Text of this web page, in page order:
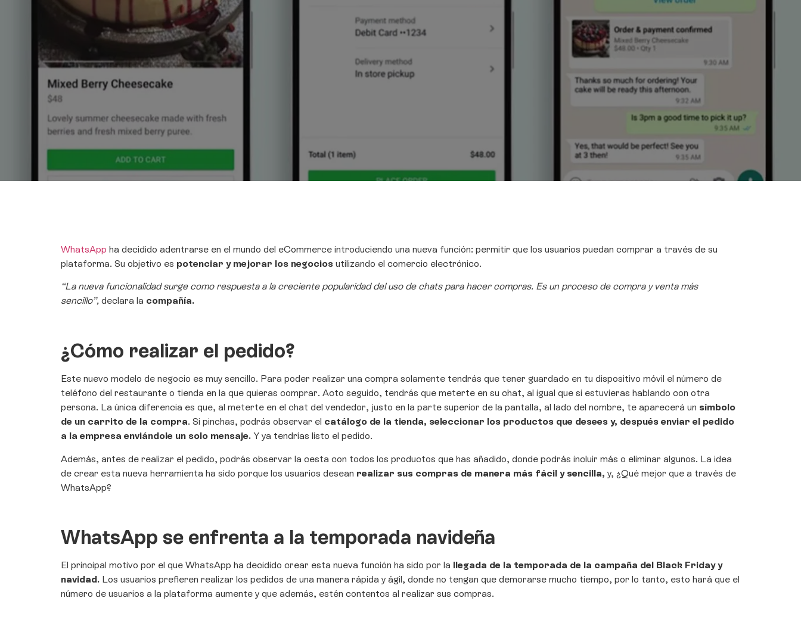
WhatsApp ha decidido adentrarse en el mundo del eCommerce introduciendo una nueva función: permitir que los usuarios puedan comprar a través de su
plataforma. Su objetivo es potenciar y mejorar los negocios utilizando el comercio electrónico.
“La nueva funcionalidad surge como respuesta a la creciente popularidad del uso de chats para hacer compras. Es un proceso de compra y venta más
sencillo”, declara la compañía.
¿Cómo realizar el pedido?
Este nuevo modelo de negocio es muy sencillo. Para poder realizar una compra solamente tendrás que tener guardado en tu dispositivo móvil el número de
teléfono del restaurante o tienda en la que quieras comprar. Acto seguido, tendrás que meterte en su chat, al igual que si estuvieras hablando con otra
persona. La única diferencia es que, al meterte en el chat del vendedor, justo en la parte superior de la pantalla, al lado del nombre, te aparecerá un símbolo
de un carrito de la compra. Si pinchas, podrás observar el catálogo de la tienda, seleccionar los productos que desees y, después enviar el pedido
a la empresa enviándole un solo mensaje. Y ya tendrías listo el pedido.
Además, antes de realizar el pedido, podrás observar la cesta con todos los productos que has añadido, donde podrás incluir más o eliminar algunos. La idea
de crear esta nueva herramienta ha sido porque los usuarios desean realizar sus compras de manera más fácil y sencilla, y, ¿Qué mejor que a través de
WhatsApp?
WhatsApp se enfrenta a la temporada navideña
El principal motivo por el que WhatsApp ha decidido crear esta nueva función ha sido por la llegada de la temporada de la campaña del Black Friday y
navidad. Los usuarios prefieren realizar los pedidos de una manera rápida y ágil, donde no tengan que demorarse mucho tiempo, por lo tanto, esto hará que el
número de usuarios a la plataforma aumente y que además, estén contentos al realizar sus compras.